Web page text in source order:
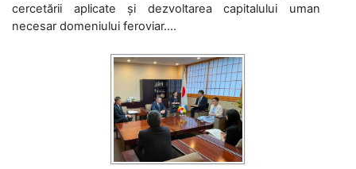
cercetării aplicate și dezvoltarea capitalului uman
necesar domeniului feroviar....